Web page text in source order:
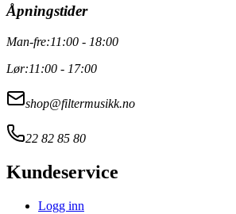
Åpningstider
Man-fre:11:00 - 18:00
Lør:11:00 - 17:00
shop@filtermusikk.no
22 82 85 80
Kundeservice
Logg inn